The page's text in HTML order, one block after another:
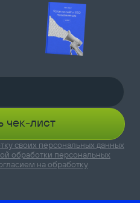
чек-лист
своих персональных данных
обработки персональных
на обработку